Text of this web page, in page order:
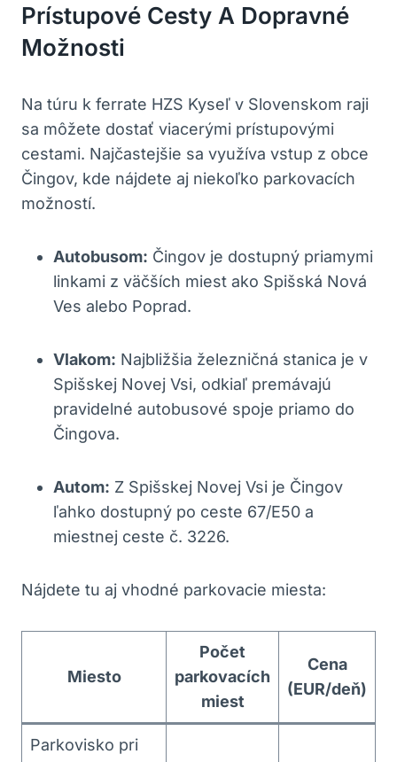
Prístupové Cesty A Dopravné
Možnosti
Na túru k ferrate HZS Kyseľ v Slovenskom raji
sa môžete dostať viacerými prístupovými
cestami. Najčastejšie sa využíva vstup z obce
Čingov, kde nájdete aj niekoľko parkovacích
možností.
Autobusom: Čingov je dostupný priamymi
linkami z väčších miest ako Spišská Nová
Ves alebo Poprad.
Vlakom: Najbližšia železničná stanica je v
Spišskej Novej Vsi, odkiaľ premávajú
pravidelné autobusové spoje priamo do
Čingova.
Autom: Z Spišskej Novej Vsi je Čingov
ľahko dostupný po ceste 67/E50 a
miestnej ceste č. 3226.
Nájdete tu aj vhodné parkovacie miesta:
Miesto
Počet
parkovacích
miest
Cena
(EUR/deň)
Parkovisko pri